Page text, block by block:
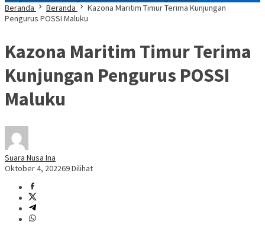
Beranda
Beranda
Kazona Maritim Timur Terima Kunjungan
Pengurus POSSI Maluku
Kazona Maritim Timur Terima
Kunjungan Pengurus POSSI
Maluku
Suara Nusa Ina
Oktober 4, 202269 Dilihat